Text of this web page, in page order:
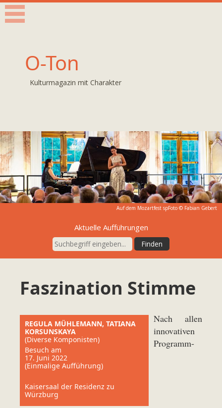
O-Ton
Kulturmagazin mit Charakter
Auf dem Mozartfest spFoto © Fabian Gebert
Aktuelle Aufführungen
Faszination Stimme
REGULA MÜHLEMANN, TATIANA
KORSUNSKAYA
(Diverse Komponisten)
Besuch am
17. Juni 2022
(Einmalige Aufführung)
Kaisersaal der Residenz zu
Würzburg
Nach allen
innovativen
Programm-